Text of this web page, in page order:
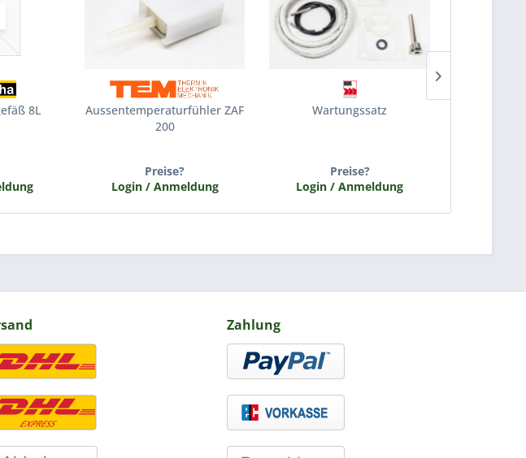
8L
Aussentemperaturfühler ZAF
200
Preise?
Login / Anmeldung
Wartungssatz
Preise?
Login / Anmeldung
Zahlung